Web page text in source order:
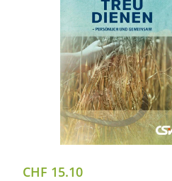
CHF 15.10